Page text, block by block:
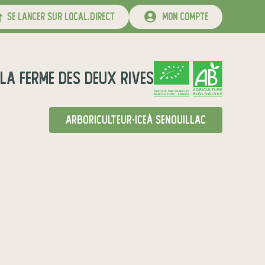
se lancer sur local.direct mon compte
FERME DES DEUX RIVES
CERTIFIÉ PAR FR-BIO-10
AGRICULTURE FRANCE
arboriculteur·iceà Senouillac